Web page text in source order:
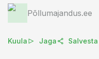
Põllumajandus.ee
Kuula Jaga Salvesta